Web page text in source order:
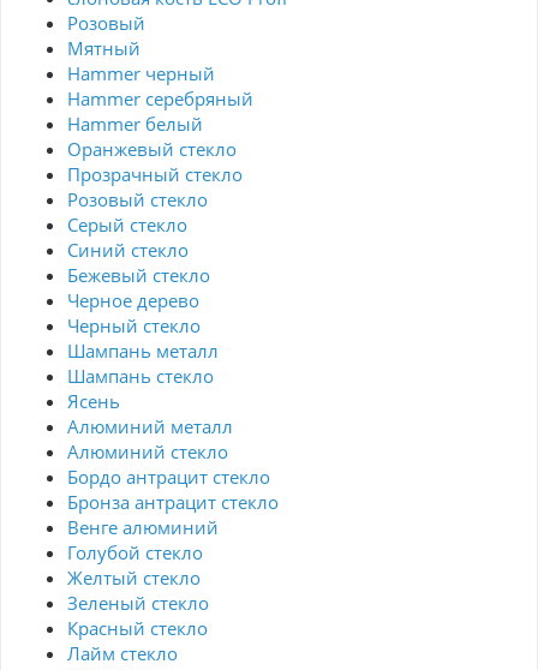
Розовый
Мятный
Hammer черный
Hammer серебряный
Hammer белый
Оранжевый стекло
Прозрачный стекло
Розовый стекло
Серый стекло
Синий стекло
Бежевый стекло
Черное дерево
Черный стекло
Шампань металл
Шампань стекло
Ясень
Алюминий металл
Алюминий стекло
Бордо антрацит стекло
Бронза антрацит стекло
Венге алюминий
Голубой стекло
Желтый стекло
Зеленый стекло
Красный стекло
Лайм стекло